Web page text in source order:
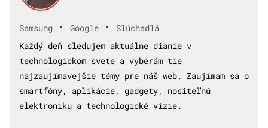
Samsung • Google •
Slúchadlá
Každý deň sledujem aktuálne dianie v
technologickom svete a vyberám tie
najzaujímavejšie témy pre náš web. Zaujímam sa o
smartfóny, aplikácie, gadgety, nositeľnú
elektroniku a technologické vízie.